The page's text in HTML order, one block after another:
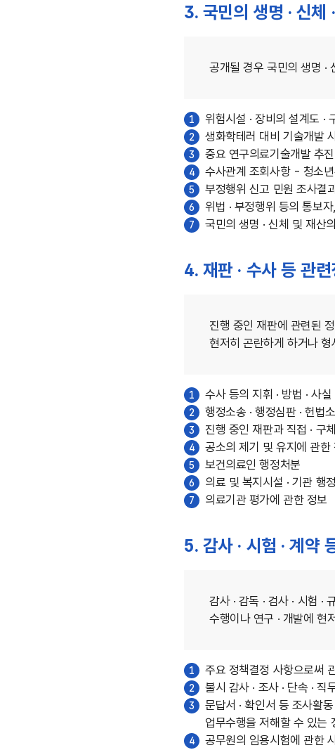
3. 국민의 생명 · 신
공개될 경우 국민의 생명 ·
1 위험시설 · 장비의 설계도
2 생화학테러 대비 기술개발
3 중요 연구의료기술개발 추
4 수사관계 조회사항 - 청소
5 부정행위 신고 민원 조사결
6 위법 · 부정행위 등의 통보
7 국민의 생명 · 신체 및 재산
4. 재판 · 수사 등 관
진행 중인 재판에 관련된
현저히 곤란하게 하거나
1 수사 등의 지휘 · 방법 · 사
2 행정소송 · 행정심판 · 헌
3 진행 중인 재판과 직접 · 구
4 공소의 제기 및 유지에 관한
5 보건의료인 행정처분
6 의료 및 복지시설 · 기관 행
7 의료기관 평가에 관한 정보
5. 감사 · 시험 · 계약
감사 · 감독 · 검사 · 시험
수행이나 연구 · 개발에 현
1 주요 정책결정 사항으로써
2 불시 감사 · 조사 · 단속 ·
3
문답서 · 확인서 등 조사활
업무수행을 저해할 수 있는
4
공무원의 임용시험에 관한